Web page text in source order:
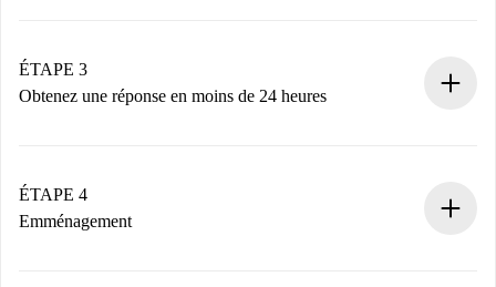
Nous ne vous facturerons rien tant que le propriétaire
n’aura pas accepté.
ÉTAPE 3
Obtenez une réponse en moins de 24 heures
contact avec le propriétaire.
Si refusé : aucun prélèvement et nous vous proposerons
ÉTAPE 4
Emménagement